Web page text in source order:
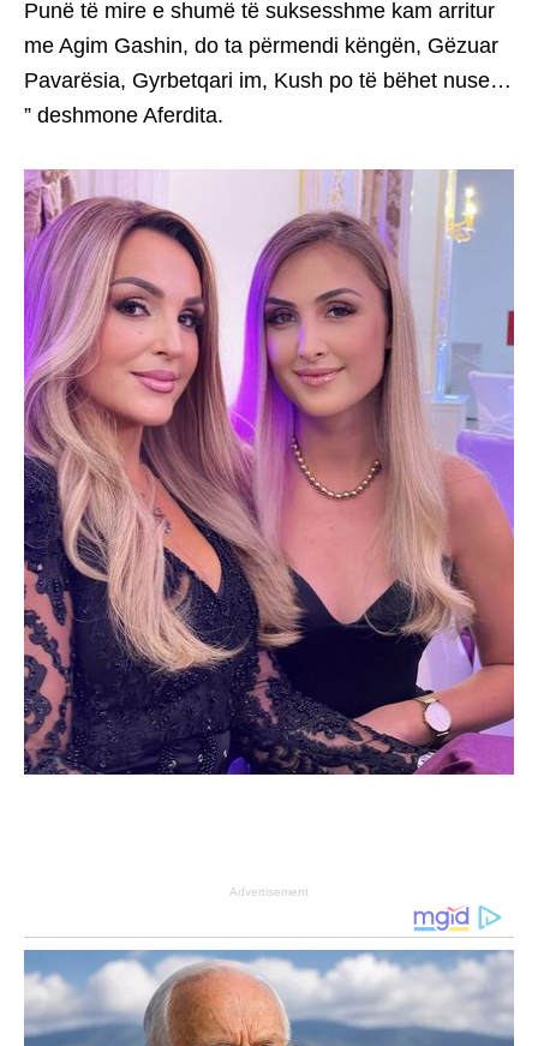
Punë të mire e shumë të suksesshme kam arritur
me Agim Gashin, do ta përmendi këngën, Gëzuar
Pavarësia, Gyrbetqari im, Kush po të bëhet nuse…
” deshmone Aferdita.
Advertisement